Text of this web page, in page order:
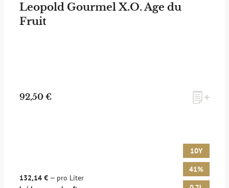
Leopold Gourmel X.O. Age du
Fruit
92,50 €
132,14 € — pro Liter
10Y
41%
Möchten Sie ein für Newsletter-Abonnenten exklusives
auf dem Laufenden gehalten werden? Dann melden Sie sich